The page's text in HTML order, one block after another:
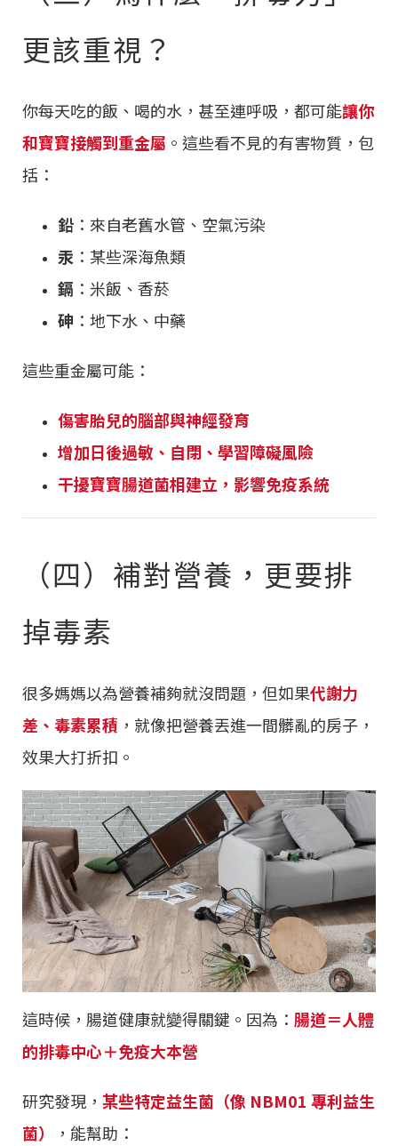
更該重視？
你每天吃的飯、喝的水，甚至連呼吸，都可能讓你
和寶寶接觸到重金屬 。這些看不見的有害物質，包
括：
鉛 ：來自老舊水管、空氣污染
汞 ：某些深海魚類
鎘 ：米飯、香菸
砷 ：地下水、中藥
這些重金屬可能：
傷害胎兒的腦部與神經發育
增加日後過敏、自閉、學習障礙風險
干擾寶寶腸道菌相建立，影響免疫系統
（四）補對營養，更要排
掉毒素
很多媽媽以為營養補夠就沒問題，但如果代謝力
差、毒素累積 ，就像把營養丟進一間髒亂的房子，
效果大打折扣。
這時候，腸道健康就變得關鍵。因為： 腸道＝人體
的排毒中心＋免疫大本營
研究發現， 某些特定益生菌（像 NBM01 專利益生
菌）
，能幫助：